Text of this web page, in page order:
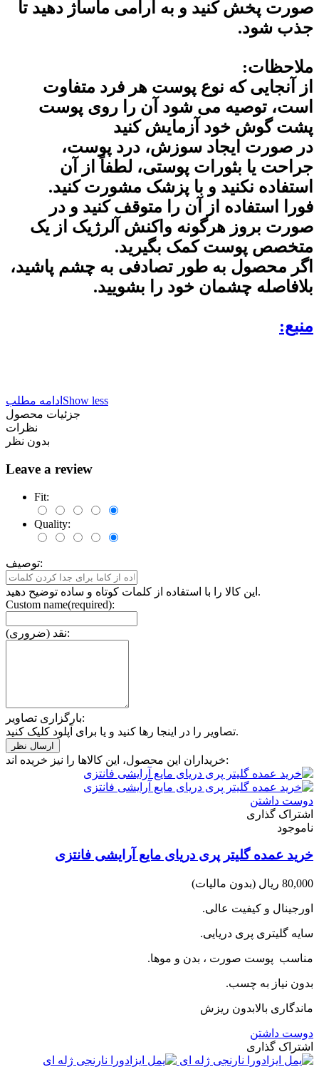
صورت پخش کنید و به آرامی ماساژ دهید تا
جذب شود.
ملاحظات:
از آنجایی که نوع پوست هر فرد متفاوت
است، توصیه می شود آن را روی پوست
پشت گوش خود آزمایش کنید
در صورت ایجاد سوزش، درد پوست،
جراحت یا بثورات پوستی، لطفاً از آن
استفاده نکنید و با پزشک مشورت کنید.
فورا استفاده از آن را متوقف کنید و در
صورت بروز هرگونه واکنش آلرژیک از یک
متخصص پوست کمک بگیرید.
اگر محصول به طور تصادفی به چشم پاشید،
بلافاصله چشمان خود را بشویید.
منبع:
ادامه مطلب Show less
جزئیات محصول
نظرات
بدون نظر
Leave a review
Fit:
Quality:
توصیف:
این کالا را با استفاده از کلمات کوتاه و ساده توضیح دهید.
Custom name(required):
نقد (ضروری):
بارگزاری تصاویر:
تصاویر را در اینجا رها کنید و یا برای آپلود کلیک کنید.
خریداران این محصول، این کالاها را نیز خریده اند:
دوست داشتن
اشتراک گذاری
ناموجود
خرید عمده گلیتر پری دریای مایع آرایشی فانتزی
80,000 ریال (بدون مالیات)
اورجینال و کیفیت عالی.
سایه گلیتری پری دریایی.
مناسب پوست صورت ، بدن و موها.
بدون نیاز به چسب.
ماندگاری بالابدون ریزش
دوست داشتن
اشتراک گذاری